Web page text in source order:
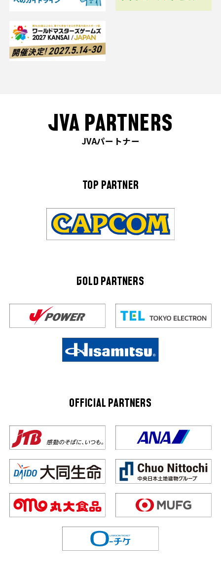
JVA PARTNERS
JVAパートナー
TOP PARTNER
GOLD PARTNERS
OFFICIAL PARTNERS